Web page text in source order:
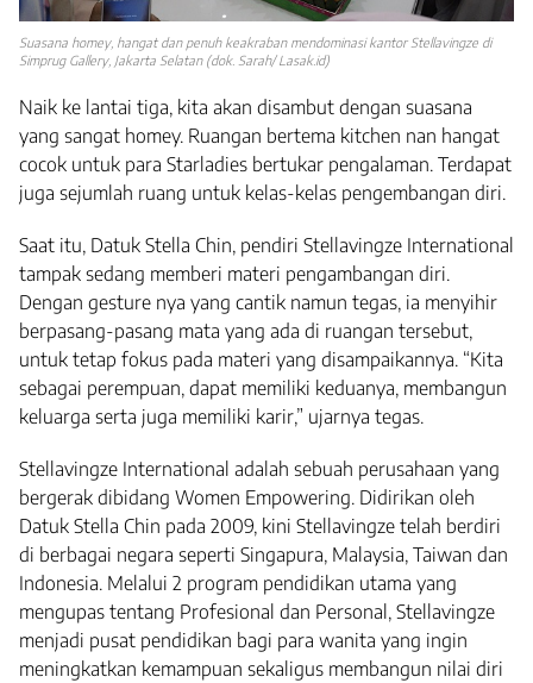
Suasana homey, hangat dan penuh keakraban mendominasi kantor Stellavingze di
Simprug Gallery, Jakarta Selatan (dok. Sarah/ Lasak.id)
Naik ke lantai tiga, kita akan disambut dengan suasana
yang sangat homey. Ruangan bertema kitchen nan hangat
cocok untuk para Starladies bertukar pengalaman. Terdapat
juga sejumlah ruang untuk kelas-kelas pengembangan diri.
Saat itu, Datuk Stella Chin, pendiri Stellavingze International
tampak sedang memberi materi pengambangan diri.
Dengan gesture nya yang cantik namun tegas, ia menyihir
berpasang-pasang mata yang ada di ruangan tersebut,
untuk tetap fokus pada materi yang disampaikannya. “Kita
sebagai perempuan, dapat memiliki keduanya, membangun
keluarga serta juga memiliki karir,” ujarnya tegas.
Stellavingze International adalah sebuah perusahaan yang
bergerak dibidang Women Empowering. Didirikan oleh
Datuk Stella Chin pada 2009, kini Stellavingze telah berdiri
di berbagai negara seperti Singapura, Malaysia, Taiwan dan
Indonesia. Melalui 2 program pendidikan utama yang
mengupas tentang Profesional dan Personal, Stellavingze
menjadi pusat pendidikan bagi para wanita yang ingin
meningkatkan kemampuan sekaligus membangun nilai diri